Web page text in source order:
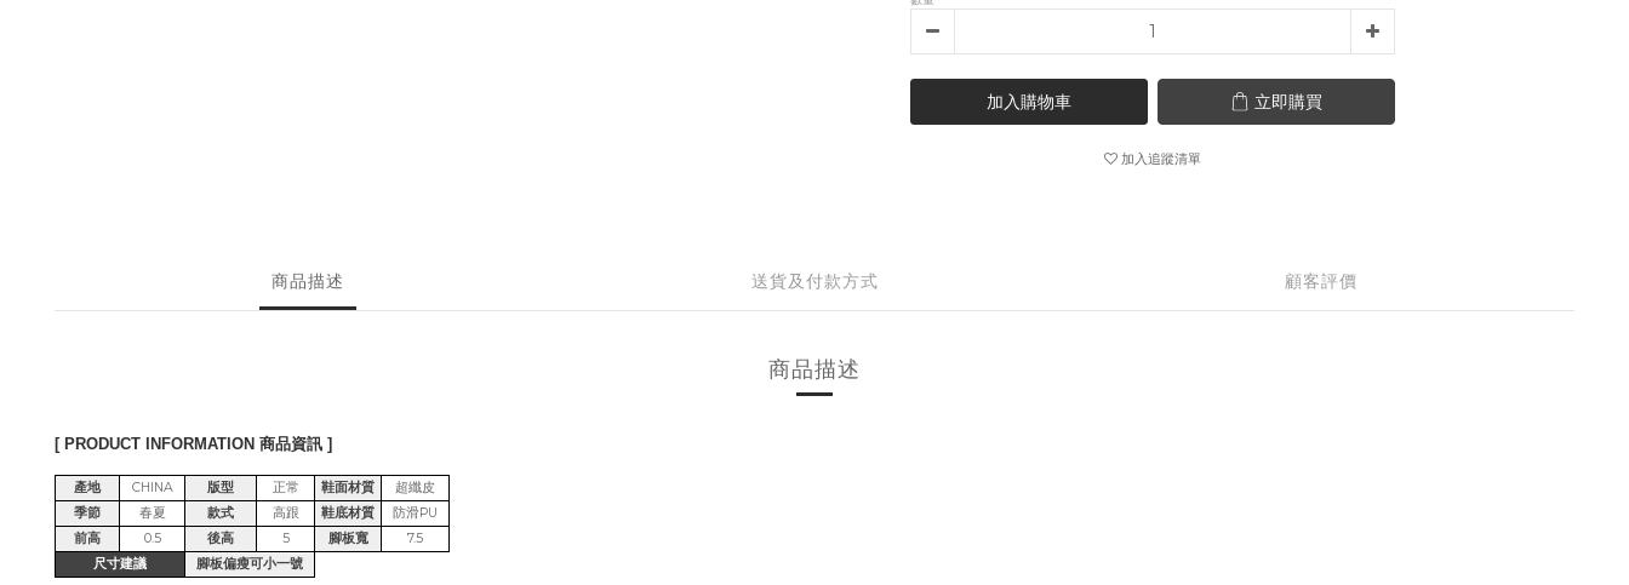
加入購物車 立即購買
加入追蹤清單
商品描述 送貨及付款方式 顧客評價
商品描述
[ PRODUCT INFORMATION 商品資訊 ]
產地 CHINA 版型 正常 鞋面材質
超纖皮
季節
春夏 款式 高跟 鞋底材質
防滑PU
前高
0.5 後高 5 腳板寬
7.5
尺寸建議
腳板偏瘦可小一號